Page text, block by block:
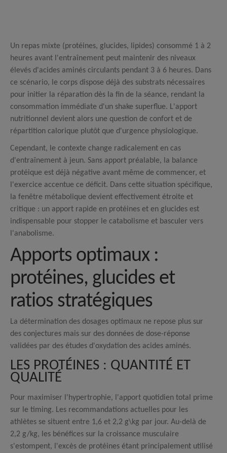
Un repas mixte (protéines, glucides, lipides) consommé 1 à 2
heures avant l'entraînement peut maintenir des niveaux
élevés d'acides aminés circulants pendant 3 à 6 heures. Dans
ce scénario, le corps dispose déjà des substrats nécessaires
pour initier la réparation dès la fin de la séance, rendant la
consommation immédiate d'un shake superflue. L'apport
nutritionnel devient alors une question de confort et de
répartition calorique plutôt que d'urgence physiologique.
Cependant, le contexte change radicalement en cas
d'entraînement à jeun. Sans apport préalable, la balance
protéique est déjà négative avant même de commencer, et
l'exercice accentue ce déficit. Dans cette situation spécifique,
la fenêtre métabolique devient effectivement étroite et
critique : un apport rapide en protéines et en glucides est
indispensable pour stopper le catabolisme et basculer vers
l'anabolisme.
Apports optimaux :
protéines, glucides et
ratios stratégiques
La détermination des dosages optimaux ne repose plus sur
des conjectures mais sur des données de dose-réponse
validées par des études d'oxydation des acides aminés.
LES PROTÉINES : QUANTITÉ ET
QUALITÉ
Pour maximiser l'hypertrophie, l'apport quotidien total prime
sur le timing. Les recommandations actuelles pour les
athlètes se situent entre 1,6 et 2,2 g\kg par jour. Au-delà de
2,2 g/kg, les bénéfices sur la croissance musculaire
s'estompent, l'excès de protéines étant principalement utilisé